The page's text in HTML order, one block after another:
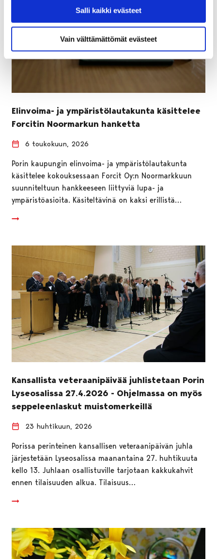
Salli kaikki evästeet
Vain välttämättömät evästeet
Elinvoima- ja ympäristölautakunta käsittelee
Forcitin Noormarkun hanketta
6 toukokuun, 2026
Porin kaupungin elinvoima- ja ympäristölautakunta
käsittelee kokouksessaan Forcit Oy:n Noormarkkuun
suunniteltuun hankkeeseen liittyviä lupa- ja
ympäristöasioita. Käsiteltävinä on kaksi erillistä…
Kansallista veteraanipäivää juhlistetaan Porin
Lyseosalissa 27.4.2026 - Ohjelmassa on myös
seppeleenlaskut muistomerkeillä
23 huhtikuun, 2026
Porissa perinteinen kansallisen veteraanipäivän juhla
järjestetään Lyseosalissa maanantaina 27. huhtikuuta
kello 13. Juhlaan osallistuville tarjotaan kakkukahvit
ennen tilaisuuden alkua. Tilaisuus…